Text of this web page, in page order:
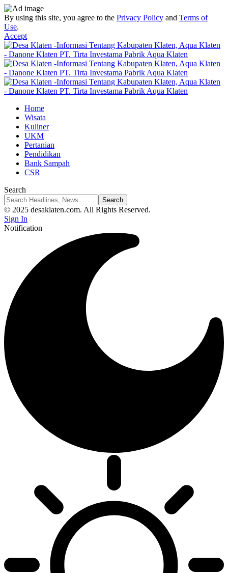
By using this site, you agree to the Privacy Policy and Terms of
Use.
Accept
Home
Wisata
Kuliner
UKM
Pertanian
Pendidikan
Bank Sampah
CSR
Search
© 2025 desaklaten.com. All Rights Reserved.
Sign In
Notification